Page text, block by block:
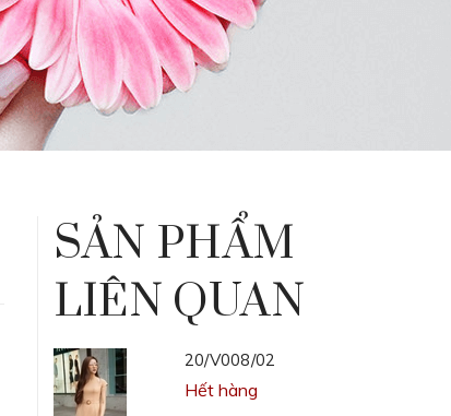
SẢN PHẨM
LIÊN QUAN
20/V008/02
Hết hàng